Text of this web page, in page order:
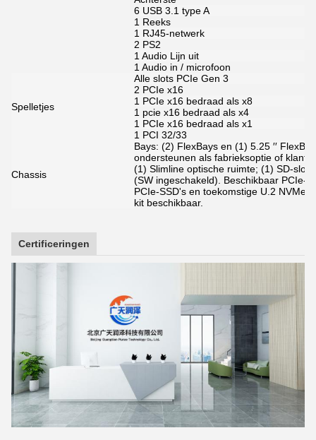
6 USB 3.1 type A
1 Reeks
1 RJ45-netwerk
2 PS2
1 Audio Lijn uit
1 Audio in / microfoon
Spelletjes
Alle slots PCIe Gen 3
2 PCIe x16
1 PCIe x16 bedraad als x8
1 pcie x16 bedraad als x4
1 PCIe x16 bedraad als x1
1 PCI 32/33
Chassis
Bays: (2) FlexBays en (1) 5.25 ′′
ondersteunen als fabrieksoptie of
(1) Slimline optische ruimte; (1) SD-slot
(SW ingeschakeld). Beschikbaar PCIe-
PCIe-SSD's en toekomstige U.2 NVMe
kit beschikbaar.
Certificeringen